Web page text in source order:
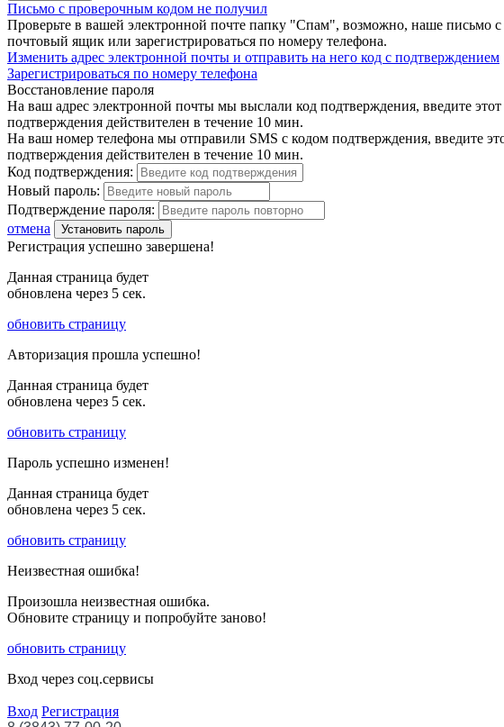
Письмо с проверочным кодом не получил
Проверьте в вашей электронной почте папку "Спам", возможно, наше письмо
почтовый ящик или зарегистрироваться по номеру телефона.
Изменить адрес электронной почты и отправить на него код с подтверждением
Зарегистрироваться по номеру телефона
Восстановление пароля
На ваш адрес электронной почты мы выслали код подтверждения, введите
подтверждения действителен в течение 10 мин.
На ваш номер телефона мы отправили SMS с кодом подтверждения, введите
подтверждения действителен в течение 10 мин.
Код подтверждения:
Новый пароль:
Подтверждение пароля:
отмена
Установить пароль
Регистрация успешно завершена!
Данная страница будет
обновлена через 5 сек.
обновить страницу
Авторизация прошла успешно!
Данная страница будет
обновлена через 5 сек.
обновить страницу
Пароль успешно изменен!
Данная страница будет
обновлена через 5 сек.
обновить страницу
Неизвестная ошибка!
Произошла неизвестная ошибка.
Обновите страницу и попробуйте заново!
обновить страницу
Вход через соц.сервисы
Вход Регистрация